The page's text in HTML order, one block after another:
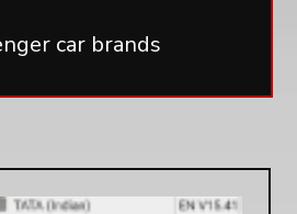
car brands